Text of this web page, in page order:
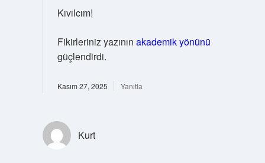
Kıvılcım!
Fikirleriniz yazının akademik yönünü
güçlendirdi.
Kasım 27, 2025 Yanıtla
Kurt